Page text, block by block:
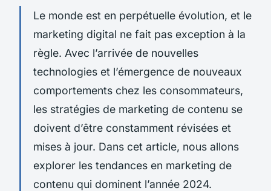
Le monde est en perpétuelle évolution, et le
marketing digital ne fait pas exception à la
règle. Avec l’arrivée de nouvelles
technologies et l’émergence de nouveaux
comportements chez les consommateurs,
les stratégies de marketing de contenu se
doivent d’être constamment révisées et
mises à jour. Dans cet article, nous allons
explorer les tendances en marketing de
contenu qui dominent l’année 2024.